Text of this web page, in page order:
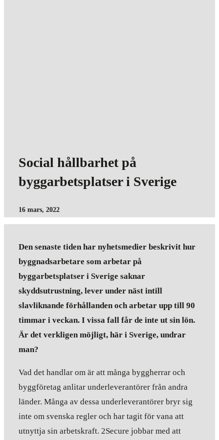
Social hållbarhet på
byggarbetsplatser i Sverige
16 mars, 2022
Den senaste tiden har nyhetsmedier beskrivit hur
byggnadsarbetare som arbetar på
byggarbetsplatser i Sverige saknar
skyddsutrustning, lever under näst intill
slavliknande förhållanden och arbetar upp till 90
timmar i veckan. I vissa fall får de inte ut sin lön.
Är det verkligen möjligt, här i Sverige, undrar
man?
Vad det handlar om är att många byggherrar och
byggföretag anlitar underleverantörer från andra
länder. Många av dessa underleverantörer bryr sig
inte om svenska regler och har tagit för vana att
utnyttja sin arbetskraft. 2Secure jobbar med att